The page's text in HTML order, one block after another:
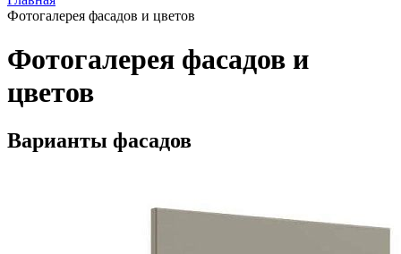
Фотогалерея фасадов и цветов
Фотогалерея фасадов и
цветов
Варианты фасадов